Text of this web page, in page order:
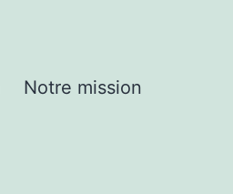
Notre mission